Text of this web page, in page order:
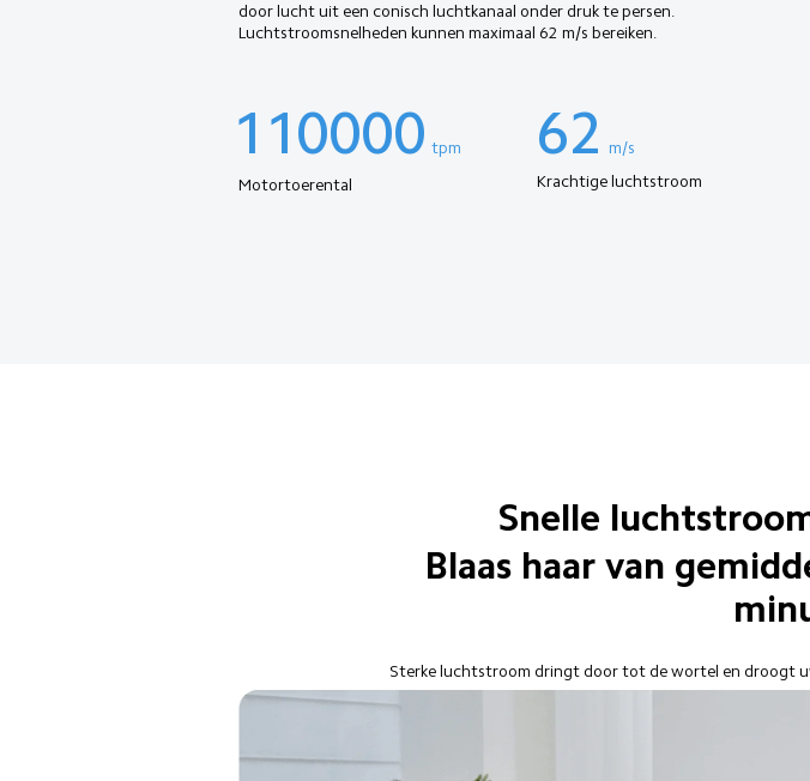
door lucht uit een conisch luchtkanaal onder druk te persen.
Luchtstroomsnelheden kunnen maximaal 62 m/s bereiken.
110000 tpm
Motortoerental
62 m/s
Krachtige luchtstroom
Snelle
Blaas haar van
Sterke luchtstroom dringt door tot de wortel en droogt